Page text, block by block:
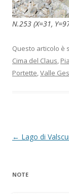
N.253 (X=31,
Questo articolo è
Cima del Claus,
Portette,Valle
Navigazione
← Lago di
NOTE